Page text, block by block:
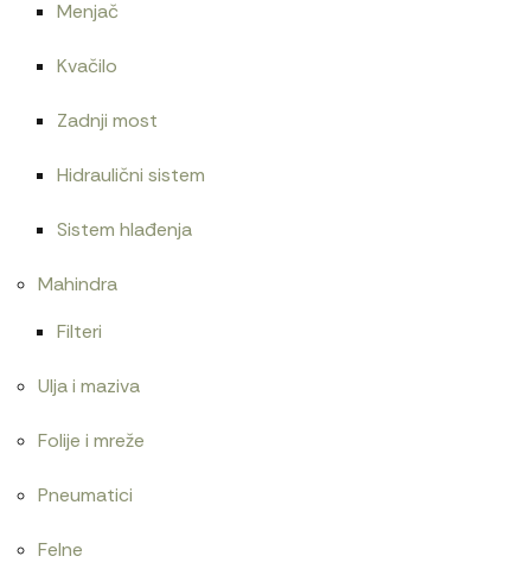
Menjač
Kvačilo
Zadnji most
Hidraulični sistem
Sistem hlađenja
Mahindra
Filteri
Ulja i maziva
Folije i mreže
Pneumatici
Felne